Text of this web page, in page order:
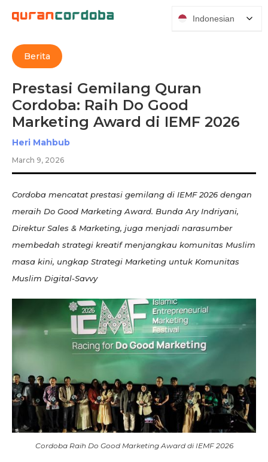
Berita
Prestasi Gemilang Quran
Cordoba: Raih Do Good
Marketing Award di IEMF 2026
Heri Mahbub
March 9, 2026
Cordoba mencatat prestasi gemilang di IEMF 2026 dengan
meraih Do Good Marketing Award. Bunda Ary Indriyani,
Direktur Sales & Marketing, juga menjadi narasumber
membedah strategi kreatif menjangkau komunitas Muslim
masa kini, ungkap Strategi Marketing untuk Komunitas
Muslim Digital-Savvy
Cordoba Raih Do Good Marketing Award di IEMF 2026
Indonesian